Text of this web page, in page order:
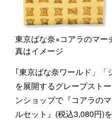
東京ばな奈×コアラのマー
真はイメージ
｢東京ばな奈ワールド」
を展開するグレープスト
ンショップで『コアラの
ルセット』(税込3,080円)を